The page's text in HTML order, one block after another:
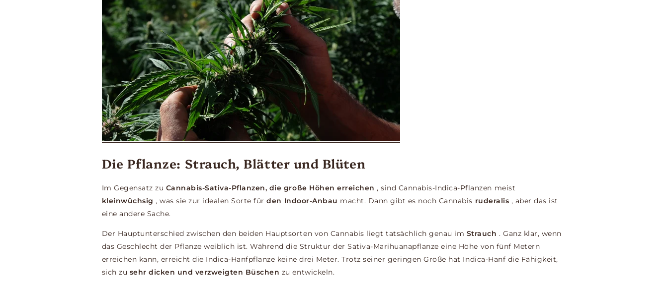
Die Pflanze: Strauch, Blätter und Blüten
Im Gegensatz zu Cannabis-Sativa-Pflanzen, die große Höhen erreichen , sind Cannabis-Indica-Pflanzen meist
kleinwüchsig , was sie zur idealen Sorte fürden Indoor-Anbau macht. Dann gibt es noch Cannabis ruderalis , aber das ist
eine andere Sache.
Der Hauptunterschied zwischen den beiden Hauptsorten von Cannabis liegt tatsächlich genau im Strauch . Ganz klar, wenn
das Geschlecht der Pflanze weiblich ist. Während die Struktur der Sativa-Marihuanapflanze eine Höhe von fünf Metern
erreichen kann, erreicht die Indica-Hanfpflanze keine drei Meter. Trotz seiner geringen Größe hat Indica-Hanf die Fähigkeit,
sich zu sehr dicken und verzweigten Büschen zu entwickeln.